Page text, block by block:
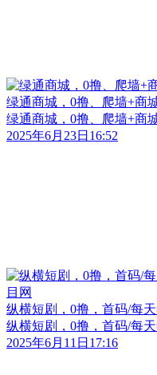
绿通商城，0撸、爬墙+商
绿通商城，0撸、爬墙+商
2025年6月23日16:52
纵横短剧，0撸，首码/每
纵横短剧，0撸，首码/每
2025年6月11日17:16